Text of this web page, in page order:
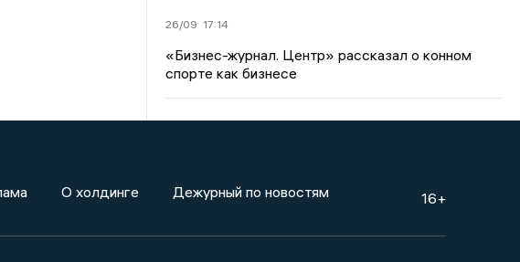
26/09 17:14
«Бизнес-журнал. Центр» рассказал о конном
спорте как бизнесе
О холдинге Дежурный по новостям 16+